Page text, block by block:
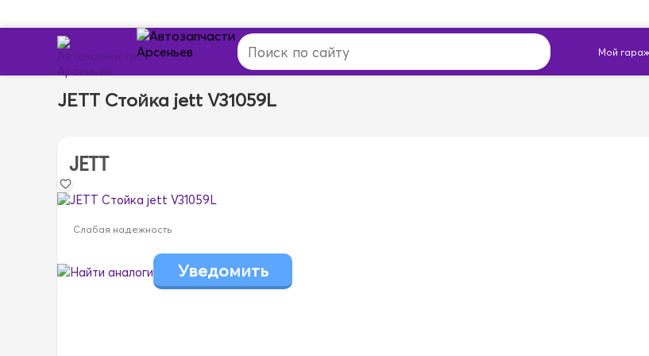
JETT Стойка jett V31059L
JETT
Слабая надежность
Найти аналоги